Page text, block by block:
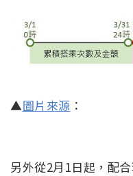
▲圖片來源 ：
另外從2月1日起，配